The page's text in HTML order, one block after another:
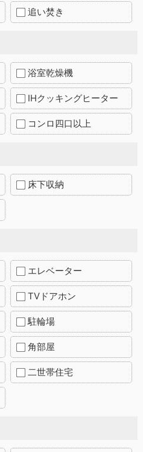
追い焚き
浴室乾燥機
IHクッキングヒーター
コンロ四口以上
床下収納
エレベーター
TVドアホン
駐輪場
角部屋
二世帯住宅